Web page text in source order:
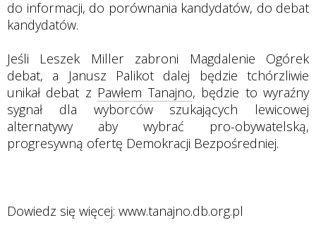
do informacji, do porównania kandydatów, do debat
kandydatów.
Jeśli Leszek Miller zabroni Magdalenie Ogórek
debat, a Janusz Palikot dalej będzie tchórzliwie
unikał debat z Pawłem Tanajno, będzie to wyraźny
sygnał dla wyborców szukających lewicowej
alternatywy aby wybrać pro-obywatelską,
progresywną ofertę Demokracji Bezpośredniej.
Dowiedz się więcej: www.tanajno.db.org.pl